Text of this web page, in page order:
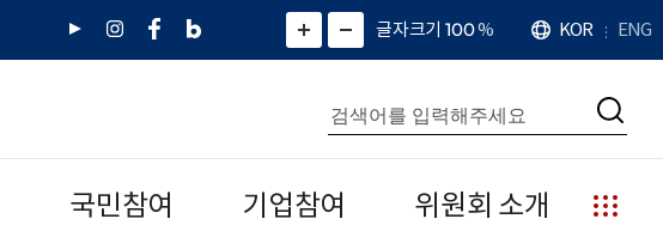
유
인
페
네
그
)
화
면
면
소
확
대
치
글자크기 100%
언
어
KOR ENG
통
합
검
색
검
국민참여 기업참여 위원회 소개
누